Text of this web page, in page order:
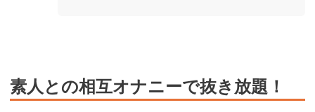
素人との相互オナニーで抜き放題！